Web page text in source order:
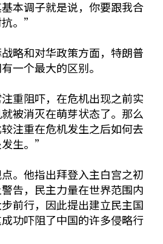
本调子就是说，你要跟我合
。”
略和对华政策方面，特朗普
一个最大的区别。
重阻吓，在危机出现之前实
被消灭在萌芽状态了。那么
注重在危机发生之后如何去
生。”
。他指出拜登入主白宫之初
告，民主力量在世界范围内
前行，因此提出建立民主国
功吓阻了中国的许多侵略行